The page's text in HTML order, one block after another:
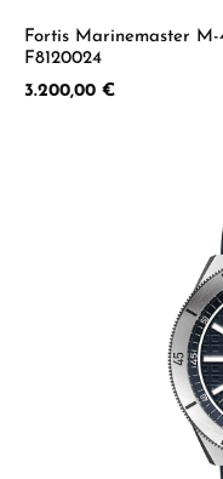
Fortis Marinemaster
F8120024
Regulärer Preis:
3.200,00 €